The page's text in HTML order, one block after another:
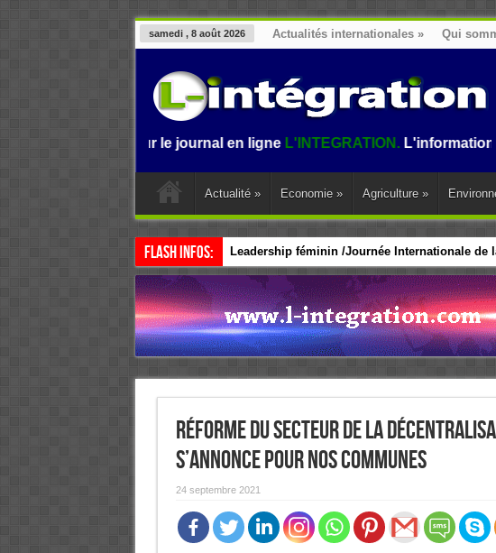
samedi , 8 août 2026 Actualités internationales » Qui
sur le journal en ligneL'INTEGRATION.L'information au Benin,
Actualité » Economie » Agriculture »
Flash Infos: Leadership féminin /Journée Internationale de
Réforme du secteur de la
s’annonce pour nos communes
24 septembre 2021